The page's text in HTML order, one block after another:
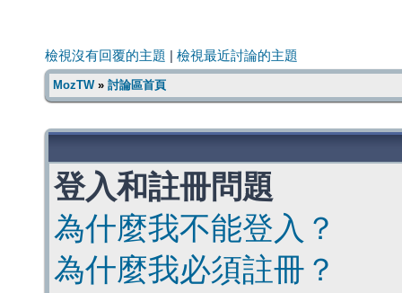
檢視沒有回覆的主題 檢視最近討論的主題
MozTW» 討論區首頁
登入和註冊問題
為什麼我不能登入？
為什麼我必須註冊？